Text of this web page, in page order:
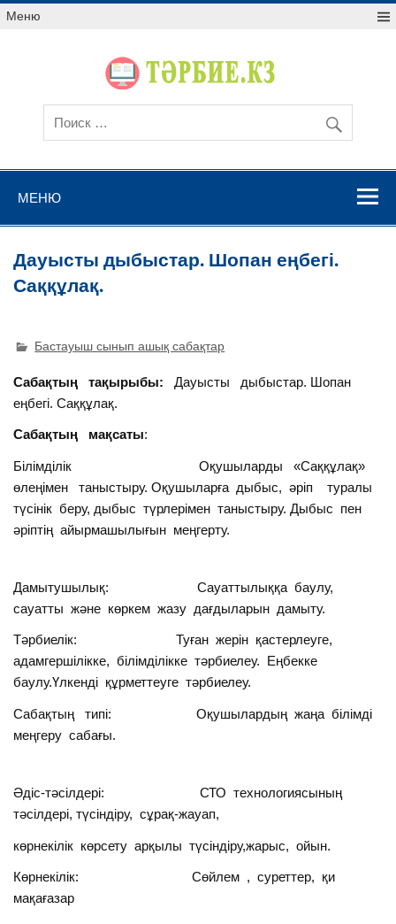
Меню
МЕНЮ
Дауысты дыбыстар. Шопан еңбегі.
Саққұлақ.
Бастауыш сынып ашық сабақтар
Сабақтың тақырыбы: Дауысты дыбыстар. Шопан
еңбегі. Саққұлақ.
Сабақтың мақсаты:
Білімділік Оқушыларды «Саққұлақ»
өлеңімен таныстыру. Оқушыларға дыбыс, әріп туралы
түсінік беру, дыбыс түрлерімен таныстыру. Дыбыс пен
әріптің айырмашылығын меңгерту.
Дамытушылық: Сауаттылыққа баулу,
сауатты және көркем жазу дағдыларын дамыту.
Тәрбиелік: Туған жерін қастерлеуге,
адамгершілікке, білімділікке тәрбиелеу. Еңбекке
баулу.Үлкенді құрметтеуге тәрбиелеу.
Сабақтың типі: Оқушылардың жаңа білімді
меңгеру сабағы.
Әдіс-тәсілдері: СТО технологиясының
тәсілдері, түсіндіру, сұрақ-жауап,
көрнекілік көрсету арқылы түсіндіру,жарыс, ойын.
Көрнекілік: Сөйлем , суреттер, қи
мақағазар